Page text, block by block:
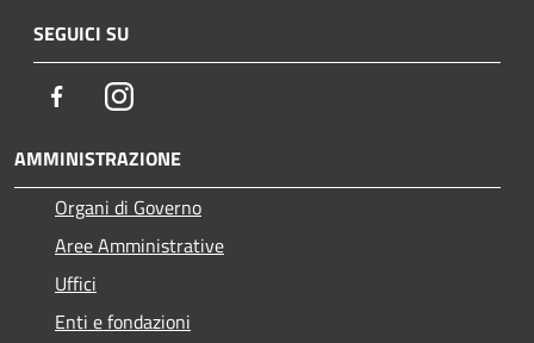
SEGUICI SU
FacebookInstagram
AMMINISTRAZIONE
Organi di Governo
Aree Amministrative
Uffici
Enti e fondazioni